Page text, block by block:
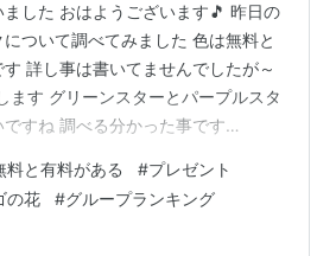
した おはようございます🎵 昨日の
ついて調べてみました 色は無料と
詳し事は書いてませんでしたが～
ます グリーンスターとパープルスタ
すね 調べる分かった事です
グは皆様の応援のお陰です gooか
順位が上がるとうれしいですね 今
たしますm(__)m ランキング参加中
料と有料がある #プレゼント
の花 #グループランキング